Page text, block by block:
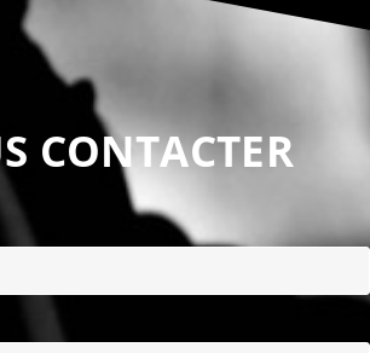
CONTACTER